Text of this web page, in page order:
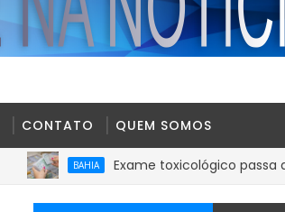
CONTATO QUEM SOMOS
BAHIA
Exame toxicológico passa a ser